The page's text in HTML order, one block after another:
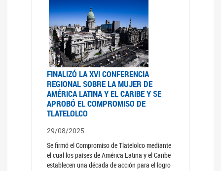
FINALIZÓ LA XVI CONFERENCIA
REGIONAL SOBRE LA MUJER DE
AMÉRICA LATINA Y EL CARIBE Y SE
APROBÓ EL COMPROMISO DE
TLATELOLCO
29/08/2025
Se firmó el Compromiso de Tlatelolco mediante
el cual los países de América Latina y el Caribe
establecen una década de acción para el logro